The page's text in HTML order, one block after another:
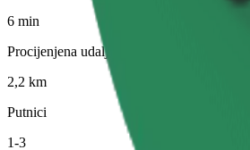
6 min
Procijenjena udaljenost
2,2 km
Putnici
1-3